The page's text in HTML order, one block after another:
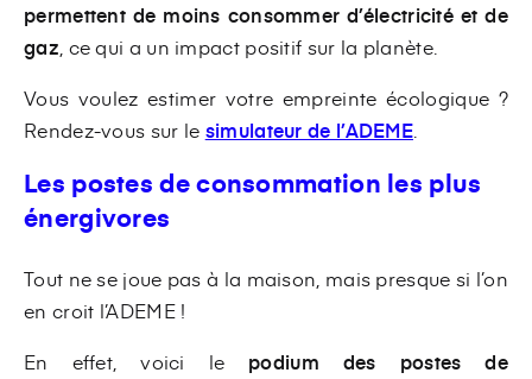
permettent de moins consommer d’électricité et de
gaz , ce qui a un impact positif sur la planète.
Vous voulez estimer votre empreinte écologique ?
Rendez-vous sur le simulateur de l’ADEME
Les postes de consommation les plus
énergivores
Tout ne se joue pas à la maison, mais presque si l’on
en croit l’ADEME !
En effet, voici le podium des postes de